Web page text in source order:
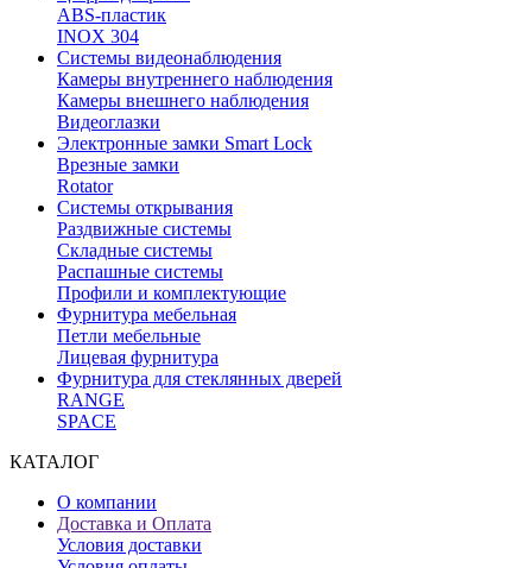
ABS-пластик
INOX 304
Системы видеонаблюдения
Камеры внутреннего наблюдения
Камеры внешнего наблюдения
Видеоглазки
Электронные замки Smart Lock
Врезные замки
Rotator
Системы открывания
Раздвижные системы
Складные системы
Распашные системы
Профили и комплектующие
Фурнитура мебельная
Петли мебельные
Лицевая фурнитура
Фурнитура для стеклянных дверей
RANGE
SPACE
КАТАЛОГ
О компании
Доставка и Оплата
Условия доставки